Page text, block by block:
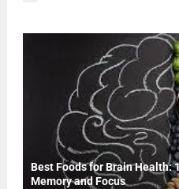
Best Foods for Brain Health:
Memory and Focus